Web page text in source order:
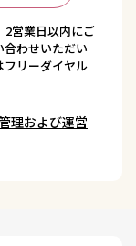
営業日以内にご
わせいただい
フリーダイヤル
理および運営